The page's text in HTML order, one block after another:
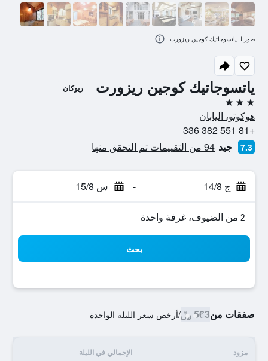
ياتسوجاتيك كوجين ريزورت ريوكان
3 نجوم
هوكوتو، اليابان
+81 551 382 336
7.3 جيد 94 من التقييمات تم التحقق منها
ج 14/8 - س 15/8
2 من الضيوف، غرفة واحدة
بحث
صفقات من563 ﷼ /أرخص سعر الليلة الواحدة
مزود الإجمالي في الليلة
صور لـ ياتسوجاتيك كوجين ريزورت